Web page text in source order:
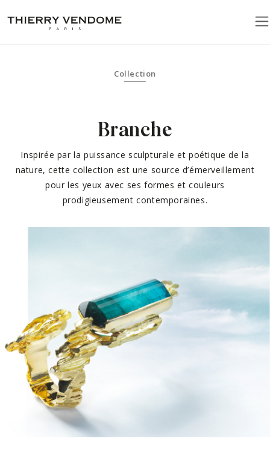
Collection
Branche
Inspirée par la puissance sculpturale et poétique de la
nature, cette collection est une source d’émerveillement
pour les yeux avec ses formes et couleurs
prodigieusement contemporaines.